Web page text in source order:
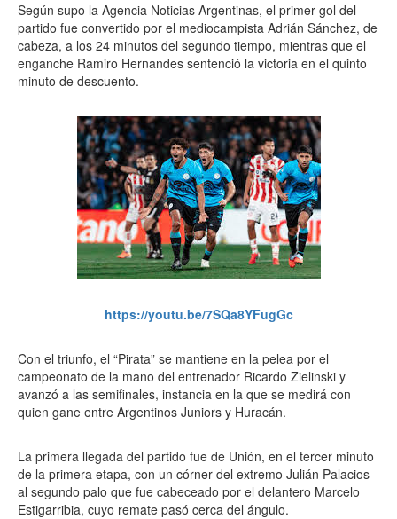
Según supo la Agencia Noticias Argentinas, el primer gol del
partido fue convertido por el mediocampista Adrián Sánchez, de
cabeza, a los 24 minutos del segundo tiempo, mientras que el
enganche Ramiro Hernandes sentenció la victoria en el quinto
minuto de descuento.
https://youtu.be/7SQa8YFugGc
Con el triunfo, el “Pirata” se mantiene en la pelea por el
campeonato de la mano del entrenador Ricardo Zielinski y
avanzó a las semifinales, instancia en la que se medirá con
quien gane entre Argentinos Juniors y Huracán.
La primera llegada del partido fue de Unión, en el tercer minuto
de la primera etapa, con un córner del extremo Julián Palacios
al segundo palo que fue cabeceado por el delantero Marcelo
Estigarribia, cuyo remate pasó cerca del ángulo.